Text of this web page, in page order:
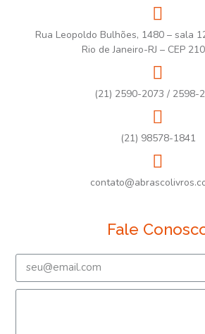
Rua Leopoldo Bulhões, 1480 – sala
Rio de Janeiro-RJ – CEP
(21) 2590-2073 / 2598-
(21) 98578-1841
Fale